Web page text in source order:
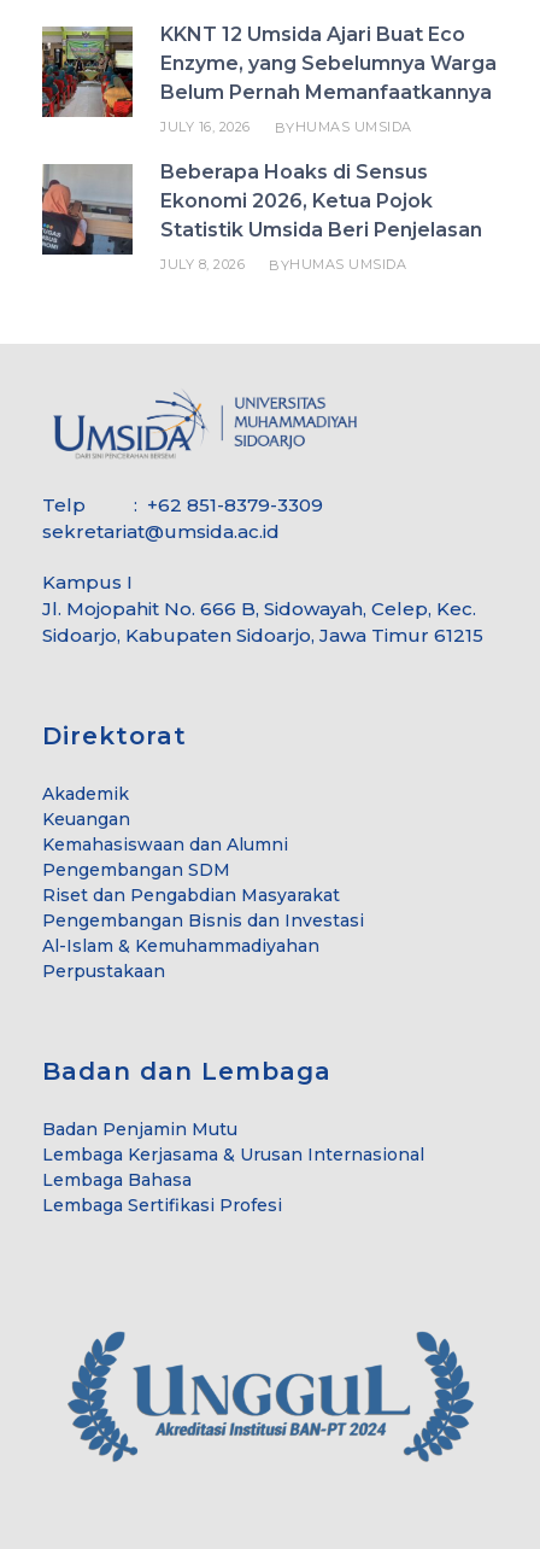
KKNT 12 Umsida Ajari Buat Eco
Enzyme, yang Sebelumnya Warga
Belum Pernah Memanfaatkannya
JULY 16, 2026 BYHUMAS UMSIDA
Beberapa Hoaks di Sensus
Ekonomi 2026, Ketua Pojok
Statistik Umsida Beri Penjelasan
JULY 8, 2026 BYHUMAS UMSIDA
Telp : +62 851-8379-3309
sekretariat@umsida.ac.id
Kampus I
Jl. Mojopahit No. 666 B, Sidowayah, Celep, Kec.
Sidoarjo, Kabupaten Sidoarjo, Jawa Timur 61215
Direktorat
Akademik
Keuangan
Kemahasiswaan dan Alumni
Pengembangan SDM
Riset dan Pengabdian Masyarakat
Pengembangan Bisnis dan Investasi
Al-Islam & Kemuhammadiyahan
Perpustakaan
Badan dan Lembaga
Badan Penjamin Mutu
Lembaga Kerjasama & Urusan Internasional
Lembaga Bahasa
Lembaga Sertifikasi Profesi